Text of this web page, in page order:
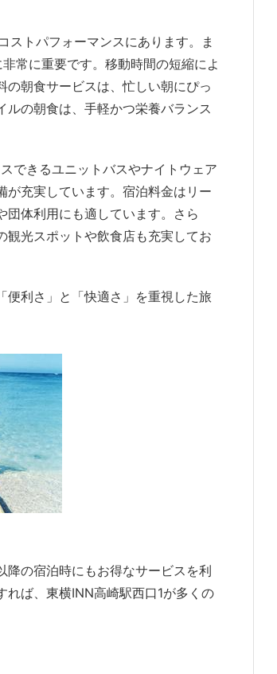
ストパフォーマンスにあります。ま
常に重要です。移動時間の短縮によ
の朝食サービスは、忙しい朝にぴっ
の朝食は、手軽かつ栄養バランス
できるユニットバスやナイトウェア
が充実しています。宿泊料金はリー
団体利用にも適しています。さら
観光スポットや飲食店も充実してお
便利さ」と「快適さ」を重視した旅
降の宿泊時にもお得なサービスを利
れば、東横INN高崎駅西口1が多くの